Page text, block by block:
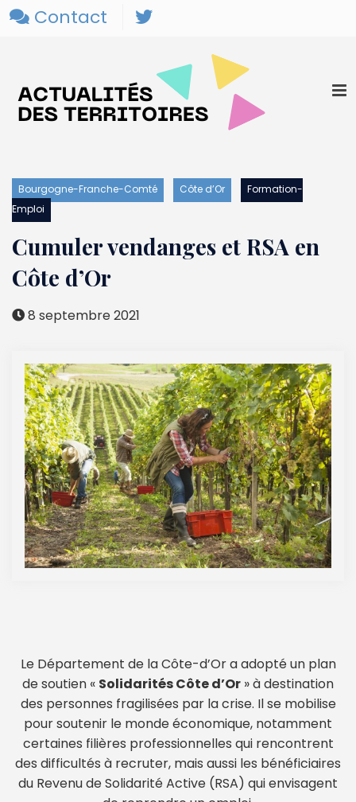
Contact
Bourgogne-Franche-Comté Côte d’Or
Formation-
Emploi
Cumuler vendanges et RSA en
Côte d’Or
8 septembre 2021
Le Département de la Côte-d’Or a adopté un plan
de soutien « Solidarités Côte d’Or » à destination
des personnes fragilisées par la crise. Il se mobilise
pour soutenir le monde économique, notamment
certaines filières professionnelles qui rencontrent
des difficultés à recruter, mais aussi les bénéficiaires
du Revenu de Solidarité Active (RSA) qui envisagent